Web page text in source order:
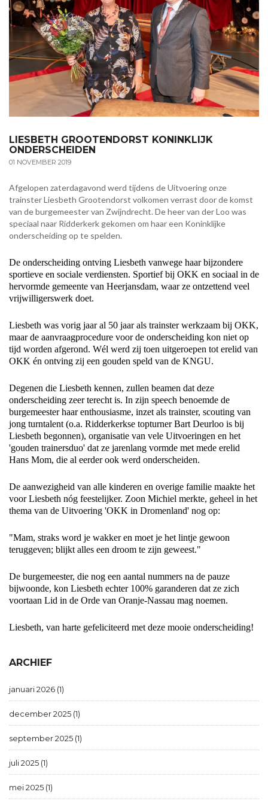
LIESBETH GROOTENDORST KONINKLIJK
ONDERSCHEIDEN
01 NOVEMBER 2019
Afgelopen zaterdagavond werd tijdens de Uitvoering onze
trainster Liesbeth Grootendorst volkomen verrast door de komst
van de burgemeester van Zwijndrecht. De heer van der Loo was
speciaal naar Ridderkerk gekomen om haar een Koninklijke
onderscheiding op te spelden.
De onderscheiding ontving Liesbeth vanwege haar bijzondere
sportieve en sociale verdiensten. Sportief bij OKK en sociaal in de
hervormde gemeente van Heerjansdam, waar ze ontzettend veel
vrijwilligerswerk doet.
Liesbeth was vorig jaar al 50 jaar als trainster werkzaam bij OKK,
maar de aanvraagprocedure voor de onderscheiding kon niet op
tijd worden afgerond. Wél werd zij toen uitgeroepen tot erelid van
OKK én ontving zij een gouden speld van de KNGU.
Degenen die Liesbeth kennen, zullen beamen dat deze
onderscheiding zeer terecht is. In zijn speech benoemde de
burgemeester haar enthousiasme, inzet als trainster, scouting van
jong turntalent (o.a. Ridderkerkse topturner Bart Deurloo is bij
Liesbeth begonnen), organisatie van vele Uitvoeringen en het
'gouden trainersduo' dat ze jarenlang vormde met mede erelid
Hans Mom, die al eerder ook werd onderscheiden.
De aanwezigheid van alle kinderen en overige familie maakte het
voor Liesbeth nóg feestelijker. Zoon Michiel merkte, geheel in het
thema van de Uitvoering 'OKK in Dromenland' nog op:
"Mam, straks word je wakker en moet je het lintje gewoon
teruggeven; blijkt alles een droom te zijn geweest."
De burgemeester, die nog een aantal nummers na de pauze
bijwoonde, kon Liesbeth echter 100% garanderen dat ze zich
voortaan Lid in de Orde van Oranje-Nassau mag noemen.
Liesbeth, van harte gefeliciteerd met deze mooie onderscheiding!
ARCHIEF
januari 2026 (1)
december 2025 (1)
september 2025 (1)
juli 2025 (1)
mei 2025 (1)